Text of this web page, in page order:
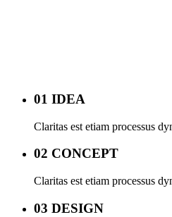
01 IDEA
Claritas est etiam processus
02 CONCEPT
Claritas est etiam processus
03 DESIGN